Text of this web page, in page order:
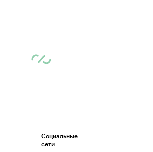
Социальные
сети